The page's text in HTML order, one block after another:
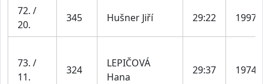
72. /
20.
345 Hušner Jiří 29:22 1997
73. /
11.
324
LEPIČOVÁ
Hana
29:37 1974